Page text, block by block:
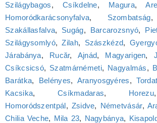
Szilágybagos,Csíkdelne, Magura,
Homoródkarácsonyfalva, Szombatság
Szakállasfalva, Sugág, Barcarozsnyó,
Szilágysomlyó,Zilah, Szászkézd,
Járabánya, Rucăr, Ajnád, Magyarigen,
Csíkcsicsó, Szatmárnémeti, Nagyalmás,
Barátka, Belényes, Aranyosgyéres,
Kacsika, Csíkmadaras, Horezu
Homoródszentpál, Zsidve, Németvásár,
Chilia Veche, Mila 23, Nagybánya,